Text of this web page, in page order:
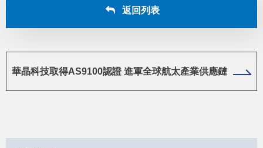
返回列表
華晶科技取得AS9100認證 進軍全球航太產業供應鏈